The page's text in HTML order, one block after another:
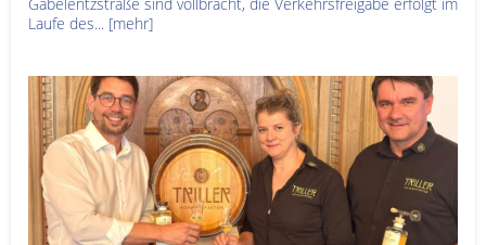
Laufe des... [mehr]